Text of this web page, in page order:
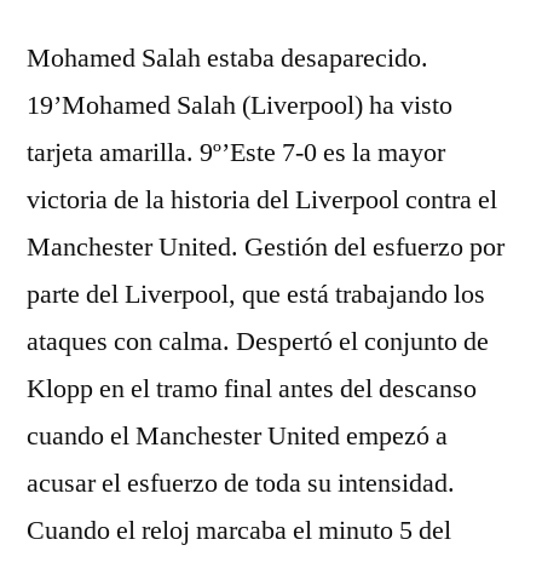
Mohamed Salah estaba desaparecido.
19’Mohamed Salah (Liverpool) ha visto
tarjeta amarilla. 9º’Este 7-0 es la mayor
victoria de la historia del Liverpool contra el
Manchester United. Gestión del esfuerzo por
parte del Liverpool, que está trabajando los
ataques con calma. Despertó el conjunto de
Klopp en el tramo final antes del descanso
cuando el Manchester United empezó a
acusar el esfuerzo de toda su intensidad.
Cuando el reloj marcaba el minuto 5 del